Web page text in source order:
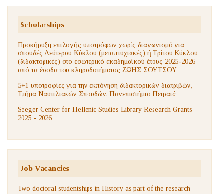
Scholarships
Προκήρυξη επιλογής υποτρόφων χωρίς διαγωνισμό για
σπουδές Δεύτερου Κύκλου (μεταπτυχιακές) ή Τρίτου Κύκλου
(διδακτορικές) στο εσωτερικό ακαδημαϊκού έτους 2025-2026
από τα έσοδα του κληροδοτήματος ΖΩΗΣ ΣΟΥΤΣΟΥ
5+1 υποτροφίες για την εκπόνηση διδακτορικών διατριβών,
Τμήμα Ναυτιλιακών Σπουδών, Πανεπιστήμιο Πειραιά
Seeger Center for Hellenic Studies Library Research Grants
2025 - 2026
Job Vacancies
Two doctoral studentships in History as part of the research